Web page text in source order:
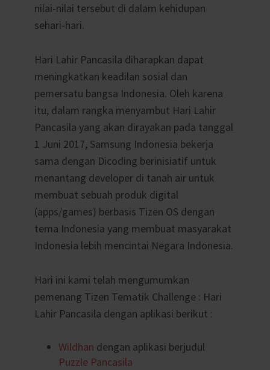
nilai-nilai tersebut di dalam kehidupan
sehari-hari.
Hari Lahir Pancasila diharapkan dapat
meningkatkan keadilan sosial dan
pemersatu bangsa Indonesia. Oleh karena
itu, dalam rangka menyambut Hari Lahir
Pancasila yang akan dirayakan pada tanggal
1 Juni 2017, Samsung Indonesia bekerja
sama dengan Dicoding berinisiatif untuk
menantang developer di tanah air untuk
membuat sebuah produk digital
(apps/games) berbasis Tizen OS dengan
tema Indonesia yang membuat masyarakat
Indonesia lebih mencintai Negara Indonesia.
Hari ini kami telah mengumumkan
pemenang Tizen Tematik Challenge : Hari
Lahir Pancasila dengan aplikasi berikut :
Wildhan dengan aplikasi berjudul
Puzzle Pancasila